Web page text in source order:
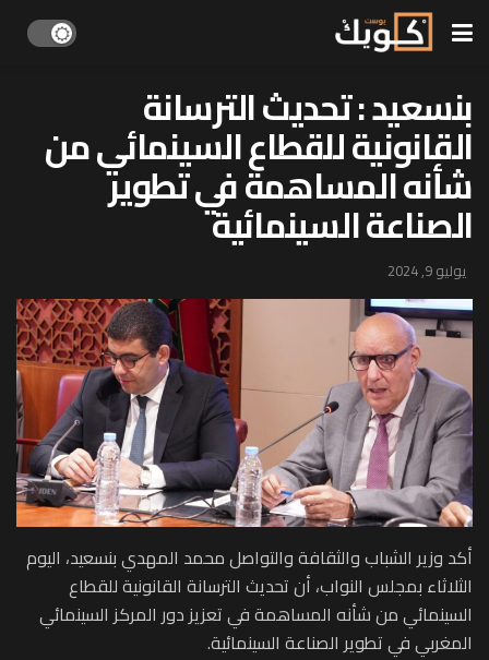
بنسعيد : تحديث الترسانة
القانونية للقطاع السينمائي من
شأنه المساهمة في تطوير
الصناعة السينمائية
يوليو 9, 2024
أكد وزير الشباب والثقافة والتواصل محمد المهدي بنسعيد، اليوم
الثلاثاء بمجلس النواب، أن تحديث الترسانة القانونية للقطاع
السينمائي من شأنه المساهمة في تعزيز دور المركز السينمائي
المغربي في تطوير الصناعة السينمائية.